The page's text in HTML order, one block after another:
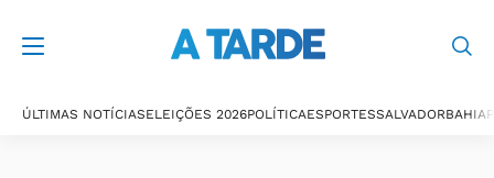
ÚLTIMAS NOTÍCIASELEIÇÕES 2026POLÍTICAESPORTESSALVADORBAHIA